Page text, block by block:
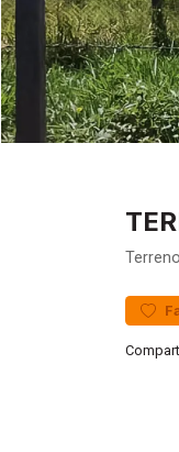
Terreno